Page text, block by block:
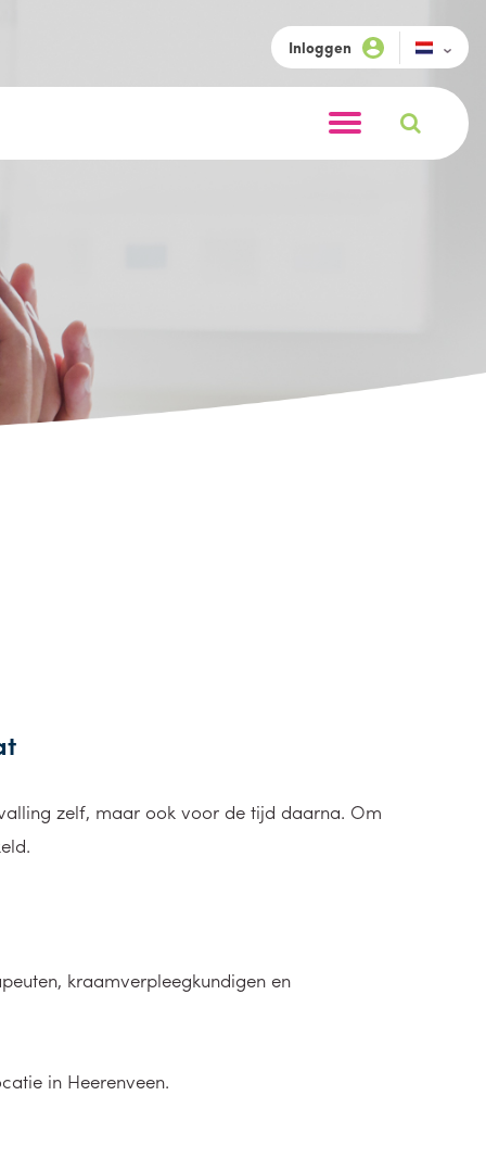
Inloggen
zelf, maar ook voor de tijd daarna. Om
kraamverpleegkundigen en
in Heerenveen.